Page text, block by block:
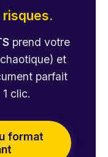
risques.
prend votre
et
parfait
clic.
format